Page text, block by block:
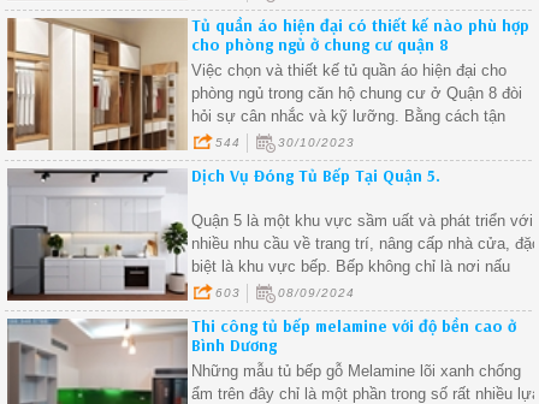
Hãy cùng khám phá các mẫu tủ bếp gỗ công
nghiệp MDF, MDF chống ẩm cùng bảng giá chi
tiết ngay dưới đây!
Tủ quần áo hiện đại có thiết kế nào phù hợp
cho phòng ngủ ở chung cư quận 8
Việc chọn và thiết kế tủ quần áo hiện đại cho
phòng ngủ trong căn hộ chung cư ở Quận 8 đòi
hỏi sự cân nhắc và kỹ lưỡng. Bằng cách tận
dụng thông minh diện tích và lựa chọn sản phẩm
phù hợp
544 30/10/2023
Dịch Vụ Đóng Tủ Bếp Tại Quận 5.
Quận 5 là một khu vực sầm uất và phát triển với
nhiều nhu cầu về trang trí, nâng cấp nhà cửa,
biệt là khu vực bếp. Bếp không chỉ là nơi nấu
nướng, mà còn là trái tim của ngôi nhà, nơi gia
đình quây quần bên những bữa ăn ấm áp. Chính
vì thế, một không gian bếp được thiết kế đẹp
mắt, tiện lợi là điều mà nhiều gia đình mong
muốn.
603 08/09/2024
Thi công tủ bếp melamine với độ bền cao ở
Bình Dương
Những mẫu tủ bếp gỗ Melamine lõi xanh chống
ẩm trên đây chỉ là một phần trong số rất nhiều